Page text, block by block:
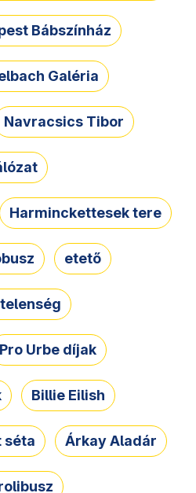
Bábszínház
Galéria
Navracsics Tibor
Harminckettesek tere
etető
Pro Urbe díjak
Billie Eilish
séta Árkay Aladár